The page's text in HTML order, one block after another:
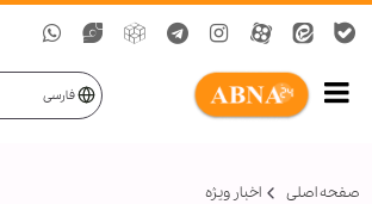
فارسی
صفحه اصلی اخبار ویژه